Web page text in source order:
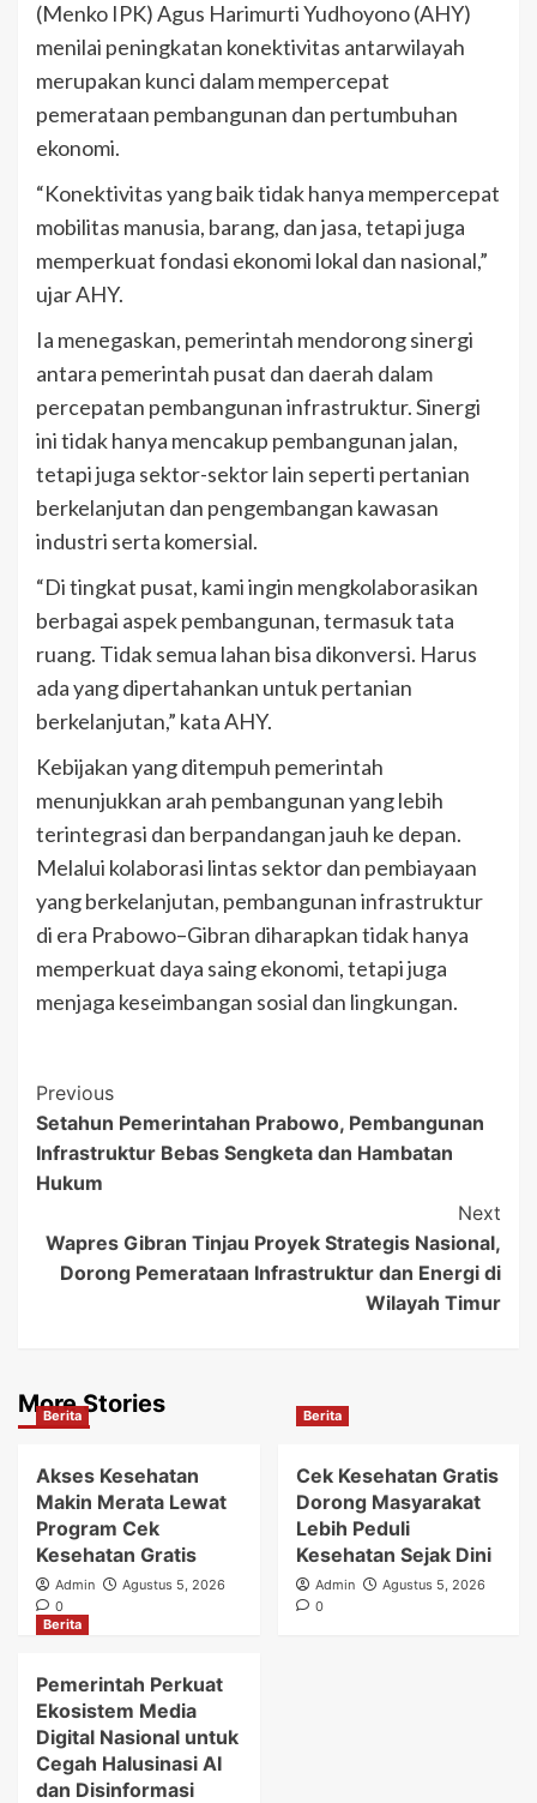
(Menko IPK) Agus Harimurti Yudhoyono (AHY)
menilai peningkatan konektivitas antarwilayah
merupakan kunci dalam mempercepat
pemerataan pembangunan dan pertumbuhan
ekonomi.
“Konektivitas yang baik tidak hanya mempercepat
mobilitas manusia, barang, dan jasa, tetapi juga
memperkuat fondasi ekonomi lokal dan nasional,”
ujar AHY.
Ia menegaskan, pemerintah mendorong sinergi
antara pemerintah pusat dan daerah dalam
percepatan pembangunan infrastruktur. Sinergi
ini tidak hanya mencakup pembangunan jalan,
tetapi juga sektor-sektor lain seperti pertanian
berkelanjutan dan pengembangan kawasan
industri serta komersial.
“Di tingkat pusat, kami ingin mengkolaborasikan
berbagai aspek pembangunan, termasuk tata
ruang. Tidak semua lahan bisa dikonversi. Harus
ada yang dipertahankan untuk pertanian
berkelanjutan,” kata AHY.
Kebijakan yang ditempuh pemerintah
menunjukkan arah pembangunan yang lebih
terintegrasi dan berpandangan jauh ke depan.
Melalui kolaborasi lintas sektor dan pembiayaan
yang berkelanjutan, pembangunan infrastruktur
di era Prabowo–Gibran diharapkan tidak hanya
memperkuat daya saing ekonomi, tetapi juga
menjaga keseimbangan sosial dan lingkungan.
Post
Navigation
Previous
Setahun Pemerintahan Prabowo, Pembangunan
Infrastruktur Bebas Sengketa dan Hambatan
Hukum
Next
Wapres Gibran Tinjau Proyek Strategis Nasional,
Dorong Pemerataan Infrastruktur dan Energi di
Wilayah Timur
More Stories
Berita
Akses Kesehatan
Makin Merata Lewat
Program Cek
Kesehatan Gratis
Admin
Agustus 5, 2026
0
Berita
Cek Kesehatan Gratis
Dorong Masyarakat
Lebih Peduli
Kesehatan Sejak Dini
Admin
Agustus 5, 2026
0
Berita
Pemerintah Perkuat
Ekosistem Media
Digital Nasional untuk
Cegah Halusinasi AI
dan Disinformasi